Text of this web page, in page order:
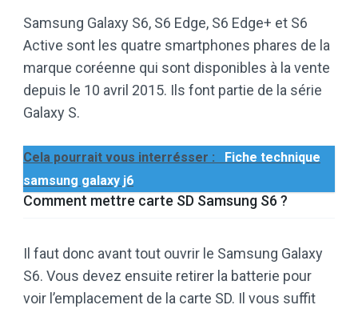
Samsung Galaxy S6, S6 Edge, S6 Edge+ et S6
Active sont les quatre smartphones phares de la
marque coréenne qui sont disponibles à la vente
depuis le 10 avril 2015. Ils font partie de la série
Galaxy S.
Cela pourrait vous interrésser :
Fiche technique
samsung galaxy j6
Comment mettre carte SD Samsung S6 ?
Il faut donc avant tout ouvrir le Samsung Galaxy
S6. Vous devez ensuite retirer la batterie pour
voir l’emplacement de la carte SD. Il vous suffit